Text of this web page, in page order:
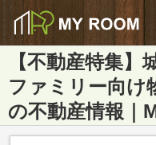
【不動産特集】
ファミリー向け
の不動産情報｜